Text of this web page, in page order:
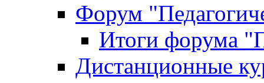
Форум
Итоги форума
Дистанционные